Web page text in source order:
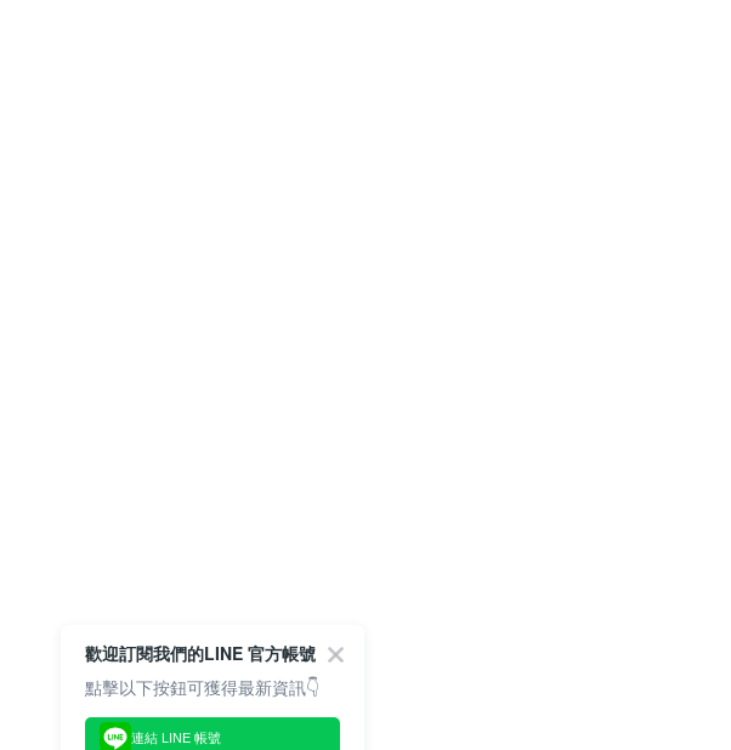
歡迎訂閱我們的LINE 官方帳號
點擊以下按鈕可獲得最新資訊👇
連結 LINE 帳號